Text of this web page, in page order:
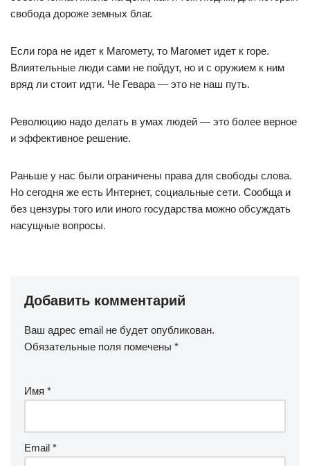
свобода дороже земных благ.
Если гора не идет к Магомету, то Магомет идет к горе.
Влиятельные люди сами не пойдут, но и с оружием к ним
вряд ли стоит идти. Че Гевара — это не наш путь.
Революцию надо делать в умах людей — это более верное
и эффективное решение.
Раньше у нас были ограничены права для свободы слова.
Но сегодня же есть Интернет, социальные сети. Сообща и
без цензуры того или иного государства можно обсуждать
насущные вопросы.
Добавить комментарий
Ваш адрес email не будет опубликован.
Обязательные поля помечены *
Имя *
Email *